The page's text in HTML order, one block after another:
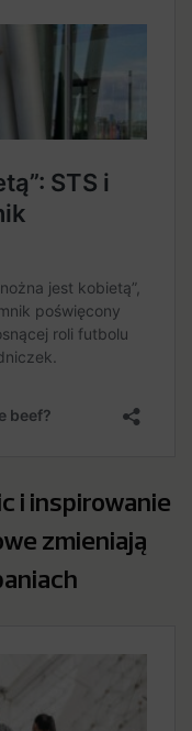
i inspirowanie
zmieniają